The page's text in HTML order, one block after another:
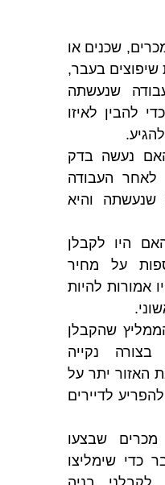
שכנים או
שיפוצים בעבר,
שנעשתה
להבין לאיזו
נעשה בדק
העבודה
שנעשתה והיא
היו לקבלן
על מחיר
אמורות להיות
שהקבלן
נקייה
האזור יתר על
לדיירים
שבצעו
כדי שימליצו